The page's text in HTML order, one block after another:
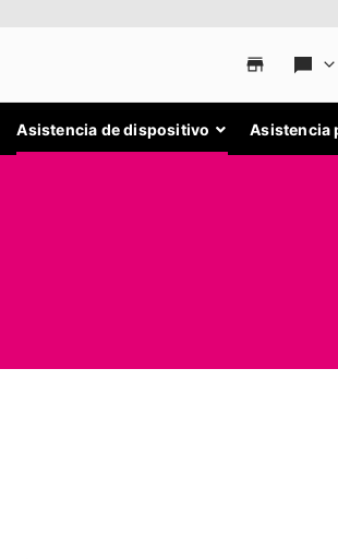
Asistencia de dispositivo Asistencia